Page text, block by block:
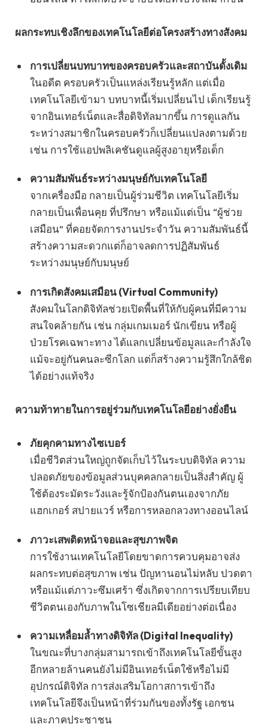
ผลกระทบเชิงลึกของเทคโนโลยีต่อโครงสร้างทางสังคม
การเปลี่ยนบทบาทของครอบครัวและสถาบันดั้งเดิม
ในอดีต ครอบครัวเป็นแหล่งเรียนรู้หลัก แต่เมื่อ
เทคโนโลยีเข้ามา บทบาทนี้เริ่มเปลี่ยนไป เด็กเรียนรู้
จากอินเทอร์เน็ตและสื่อดิจิทัลมากขึ้น การดูแลกัน
ระหว่างสมาชิกในครอบครัวก็เปลี่ยนแปลงตามด้วย
เช่น การใช้แอปพลิเคชันดูแลผู้สูงอายุหรือเด็ก
ความสัมพันธ์ระหว่างมนุษย์กับเทคโนโลยี
จากเครื่องมือ กลายเป็นผู้ร่วมชีวิต เทคโนโลยีเริ่ม
กลายเป็นเพื่อนคุย ที่ปรึกษา หรือแม้แต่เป็น “ผู้ช่วย
เสมือน” ที่คอยจัดการงานประจำวัน ความสัมพันธ์นี้
สร้างความสะดวกแต่ก็อาจลดการปฏิสัมพันธ์
ระหว่างมนุษย์กับมนุษย์
การเกิดสังคมเสมือน (Virtual Community)
สังคมในโลกดิจิทัลช่วยเปิดพื้นที่ให้กับผู้คนที่มีความ
สนใจคล้ายกัน เช่น กลุ่มเกมเมอร์ นักเขียน หรือผู้
ป่วยโรคเฉพาะทาง ได้แลกเปลี่ยนข้อมูลและกำลังใจ
แม้จะอยู่กันคนละซีกโลก แต่ก็สร้างความรู้สึกใกล้ชิด
ได้อย่างแท้จริง
ความท้าทายในการอยู่ร่วมกับเทคโนโลยีอย่างยั่งยืน
ภัยคุกคามทางไซเบอร์
เมื่อชีวิตส่วนใหญ่ถูกจัดเก็บไว้ในระบบดิจิทัล ความ
ปลอดภัยของข้อมูลส่วนบุคคลกลายเป็นสิ่งสำคัญ ผู้
ใช้ต้องระมัดระวังและรู้จักป้องกันตนเองจากภัย
แฮกเกอร์ สปายแวร์ หรือการหลอกลวงทางออนไลน์
ภาวะเสพติดหน้าจอและสุขภาพจิต
การใช้งานเทคโนโลยีโดยขาดการควบคุมอาจส่ง
ผลกระทบต่อสุขภาพ เช่น ปัญหานอนไม่หลับ ปวดตา
หรือแม้แต่ภาวะซึมเศร้า ซึ่งเกิดจากการเปรียบเทียบ
ชีวิตตนเองกับภาพในโซเชียลมีเดียอย่างต่อเนื่อง
ความเหลื่อมล้ำทางดิจิทัล (Digital Inequality)
ในขณะที่บางกลุ่มสามารถเข้าถึงเทคโนโลยีขั้นสูง
อีกหลายล้านคนยังไม่มีอินเทอร์เน็ตใช้หรือไม่มี
อุปกรณ์ดิจิทัล การส่งเสริมโอกาสการเข้าถึง
เทคโนโลยีจึงเป็นหน้าที่ร่วมกันของทั้งรัฐ เอกชน
และภาคประชาชน